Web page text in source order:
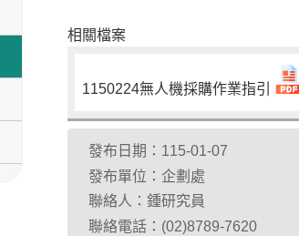
相關檔案
1150224無人機採購作業指引
發布日期：115-01-07
發布單位：企劃處
聯絡人：鍾研究員
聯絡電話：(02)8789-7620